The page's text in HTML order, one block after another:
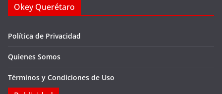
Okey Querétaro
Política de Privacidad
Quienes Somos
Términos y Condiciones de Uso